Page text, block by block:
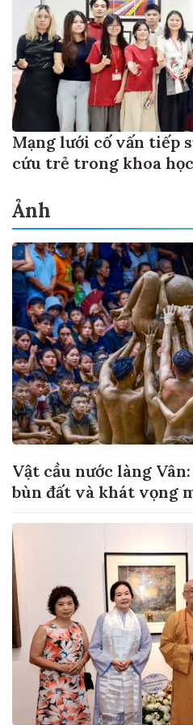
Mạng lưới cố vấn tiếp
cứu trẻ trong khoa học
Ảnh
Vật cầu nước làng
bùn đất và khát vọng